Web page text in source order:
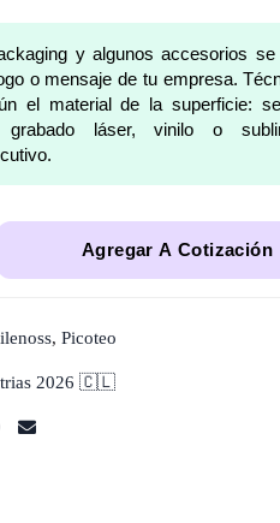
y algunos accesorios se
o mensaje de tu empresa.
el material de la superficie:
grabado láser, vinilo o
Agregar A Cotización
, Picoteo
2026 🇨🇱